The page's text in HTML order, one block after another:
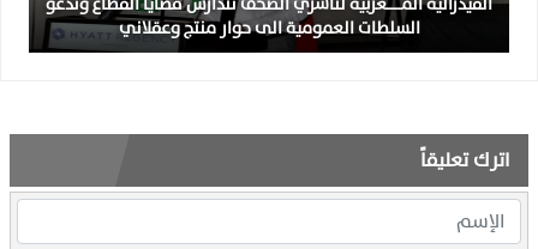
السلطات العمومية الى حوار منتج وعقلاني
اترك تعليقاً